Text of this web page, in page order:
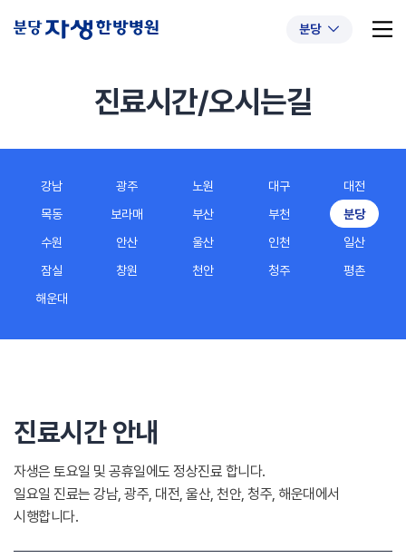
분당
#목디스크
진료시간/오시는길
강남 광주 노원 대구
대전
목동
보라매 부산 부천
분당
수원
안산 울산 인천
일산
잠실
창원 천안 청주
평촌
해운대
진료시간 안내
자생은 토요일 및 공휴일에도 정상진료 합니다.
일요일 진료는 강남, 광주, 대전, 울산, 천안, 청주, 해운대에서
시행합니다.